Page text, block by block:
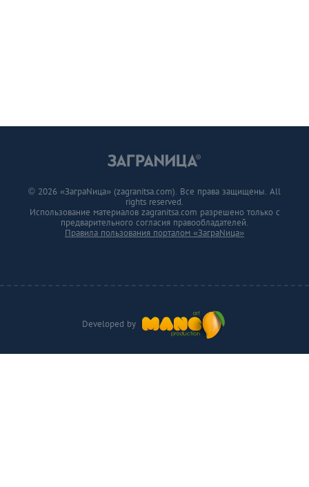
Developed by
© 2026 «ЗаграNица» (zagranitsa.com). Все права защищены. All
rights reserved.
Использование материалов zagranitsa.com разрешено только с
предварительного согласия правообладателей.
Правила пользования порталом «ЗаграNица»